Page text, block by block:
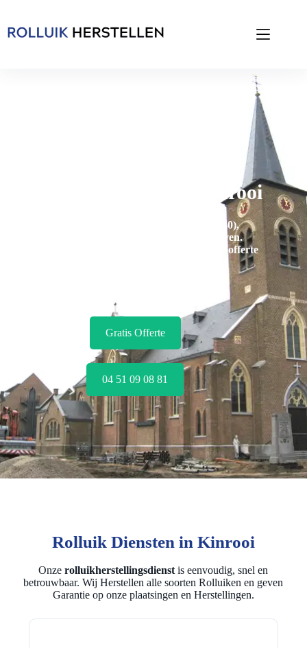
Rolluik Herstellen in Kinrooi
Rolluik Herstellings Dienst in Kinrooi (3640),
Kessenich, Molenbeersel en Ophoven.
contacteer ons voor een gratis en vrijblijvende offerte
Gratis Offerte
04 51 09 08 81
Rolluik Diensten in Kinrooi
Onzerolluikherstellingsdienst is eenvoudig, snel en
betrouwbaar. Wij Herstellen alle soorten Rolluiken en geven
Garantie op onze plaatsingen en Herstellingen.